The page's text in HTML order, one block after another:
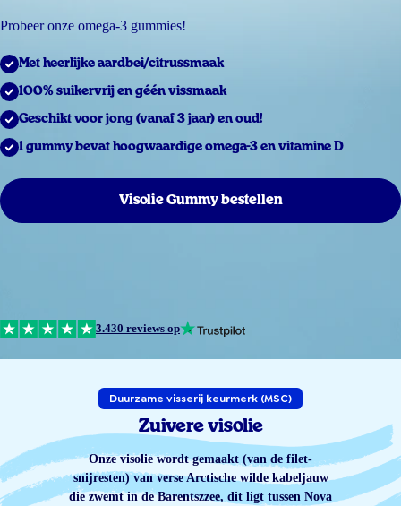
Probeer onze omega-3 gummies!
Met heerlijke aardbei/citrussmaak
100% suikervrij en géén vissmaak
Geschikt voor jong (vanaf 3 jaar) en oud!
1 gummy bevat hoogwaardige omega-3 en vitamine D
Visolie Gummy bestellen
3.430 reviews op
Duurzame visserij keurmerk (MSC)
Zuivere visolie
Onze visolie wordt gemaakt (van de filet-
snijresten) van verse Arctische wilde kabeljauw
die zwemt in de Barentszzee, dit ligt tussen Nova